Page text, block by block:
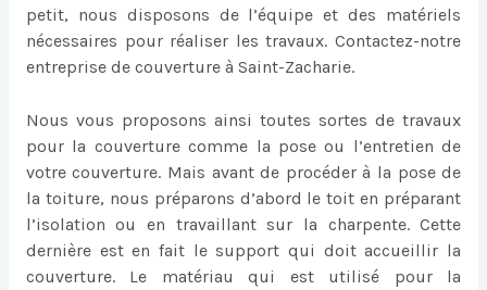
petit, nous disposons de l’équipe et des matériels
nécessaires pour réaliser les travaux. Contactez-notre
entreprise de couverture à Saint-Zacharie.
Nous vous proposons ainsi toutes sortes de travaux
pour la couverture comme la pose ou l’entretien de
votre couverture. Mais avant de procéder à la pose de
la toiture, nous préparons d’abord le toit en préparant
l’isolation ou en travaillant sur la charpente. Cette
dernière est en fait le support qui doit accueillir la
couverture. Le matériau qui est utilisé pour la